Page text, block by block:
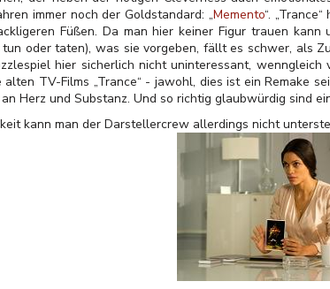
immer noch der Goldstandard: „Memento“.
Füßen. Da man hier keiner Figur trauen
oder taten), was sie vorgeben, fällt es schwer, als
hier sicherlich nicht uninteressant,
TV-Films „Trance“ - jawohl, dies ist ein Remake
Herz und Substanz. Und so richtig glaubwürdig sind
kann man der Darstellercrew allerdings nicht